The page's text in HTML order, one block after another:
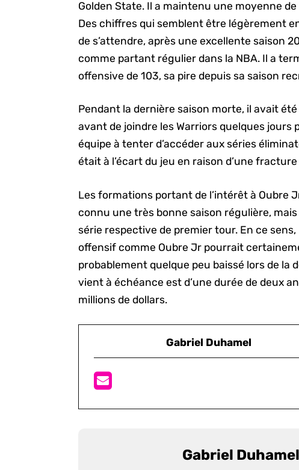
Golden State. Il a maintenu une moyenne
Des chiffres qui semblent être légèrement
de s’attendre, après une excellente saison
comme partant régulier dans la NBA. Il a
offensive de 103, sa pire depuis sa saison
Pendant la dernière saison morte, il avait
avant de joindre les Warriors quelques jours
équipe à tenter d’accéder aux séries
était à l’écart du jeu en raison d’une
Les formations portant de l’intérêt à Oubre
connu une très bonne saison régulière,
série respective de premier tour. En ce sens,
offensif comme Oubre Jr pourrait
probablement quelque peu baissé lors de la
vient à échéance est d’une durée de deux
millions de dollars.
Gabriel Duhamel
Gabriel Duhamel